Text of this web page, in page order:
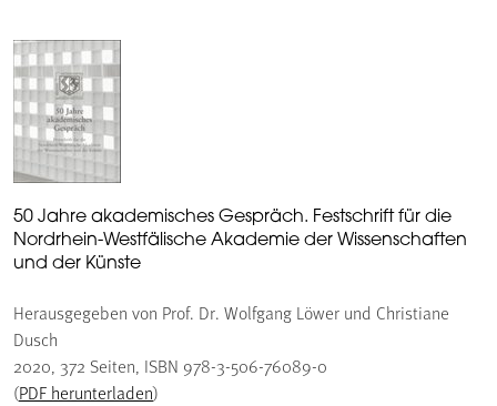
50 Jahre akademisches Gespräch. Festschrift für die
Nordrhein-Westfälische Akademie der Wissenschaften
und der Künste
Herausgegeben von Prof. Dr. Wolfgang Löwer und Christiane
Dusch
2020, 372 Seiten, ISBN 978-3-506-76089-0
(PDF herunterladen)